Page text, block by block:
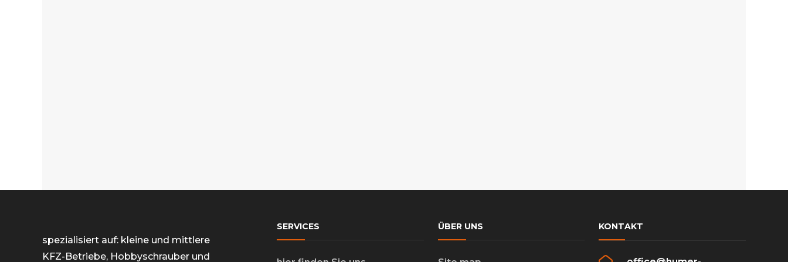
spezialisiert auf: kleine und mittlere
KFZ-Betriebe, Hobbyschrauber und
SERVICES ÜBER UNS KONTAKT